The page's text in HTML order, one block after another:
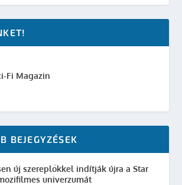
Fi Magazin
BEJEGYZÉSEK
új szereplőkkel indítják újra a Star
univerzumát